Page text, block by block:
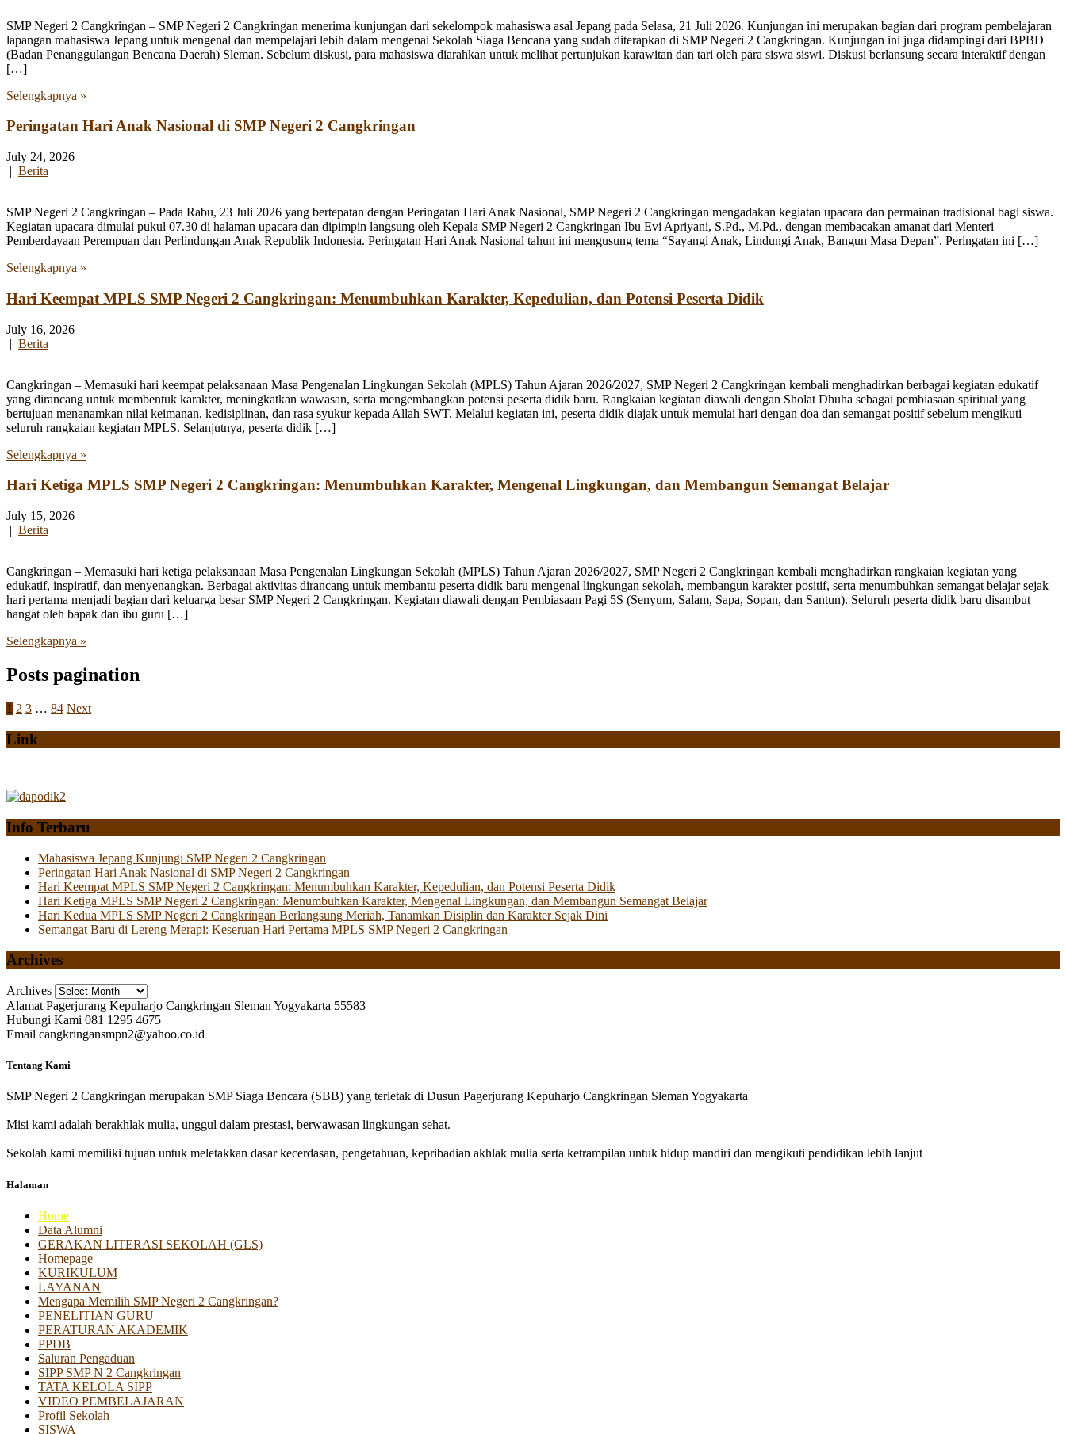
SMP Negeri 2 Cangkringan – SMP Negeri 2 Cangkringan menerima kunjungan dari sekelompok mahasiswa asal Jepang pada Selasa, 21 Juli 2026. Kunjungan ini merupakan bagian dari program pembelajaran
lapangan mahasiswa Jepang untuk mengenal dan mempelajari lebih dalam mengenai Sekolah Siaga Bencana yang sudah diterapkan di SMP Negeri 2 Cangkringan. Kunjungan ini juga didampingi dari BPBD
(Badan Penanggulangan Bencana Daerah) Sleman. Sebelum diskusi, para mahasiswa diarahkan untuk melihat pertunjukan karawitan dan tari oleh para siswa siswi. Diskusi berlansung secara interaktif dengan
[…]
Selengkapnya »
Peringatan Hari Anak Nasional di SMP Negeri 2 Cangkringan
July 24, 2026
| Berita
SMP Negeri 2 Cangkringan – Pada Rabu, 23 Juli 2026 yang bertepatan dengan Peringatan Hari Anak Nasional, SMP Negeri 2 Cangkringan mengadakan kegiatan upacara dan permainan tradisional bagi siswa.
Kegiatan upacara dimulai pukul 07.30 di halaman upacara dan dipimpin langsung oleh Kepala SMP Negeri 2 Cangkringan Ibu Evi Apriyani, S.Pd., M.Pd., dengan membacakan amanat dari Menteri
Pemberdayaan Perempuan dan Perlindungan Anak Republik Indonesia. Peringatan Hari Anak Nasional tahun ini mengusung tema “Sayangi Anak, Lindungi Anak, Bangun Masa Depan”. Peringatan ini […]
Selengkapnya »
Hari Keempat MPLS SMP Negeri 2 Cangkringan: Menumbuhkan Karakter, Kepedulian, dan Potensi Peserta Didik
July 16, 2026
| Berita
Cangkringan – Memasuki hari keempat pelaksanaan Masa Pengenalan Lingkungan Sekolah (MPLS) Tahun Ajaran 2026/2027, SMP Negeri 2 Cangkringan kembali menghadirkan berbagai kegiatan edukatif
yang dirancang untuk membentuk karakter, meningkatkan wawasan, serta mengembangkan potensi peserta didik baru. Rangkaian kegiatan diawali dengan Sholat Dhuha sebagai pembiasaan spiritual yang
bertujuan menanamkan nilai keimanan, kedisiplinan, dan rasa syukur kepada Allah SWT. Melalui kegiatan ini, peserta didik diajak untuk memulai hari dengan doa dan semangat positif sebelum mengikuti
seluruh rangkaian kegiatan MPLS. Selanjutnya, peserta didik […]
Selengkapnya »
Hari Ketiga MPLS SMP Negeri 2 Cangkringan: Menumbuhkan Karakter, Mengenal Lingkungan, dan Membangun Semangat Belajar
July 15, 2026
| Berita
Cangkringan – Memasuki hari ketiga pelaksanaan Masa Pengenalan Lingkungan Sekolah (MPLS) Tahun Ajaran 2026/2027, SMP Negeri 2 Cangkringan kembali menghadirkan rangkaian kegiatan yang
edukatif, inspiratif, dan menyenangkan. Berbagai aktivitas dirancang untuk membantu peserta didik baru mengenal lingkungan sekolah, membangun karakter positif, serta menumbuhkan semangat belajar sejak
hari pertama menjadi bagian dari keluarga besar SMP Negeri 2 Cangkringan. Kegiatan diawali dengan Pembiasaan Pagi 5S (Senyum, Salam, Sapa, Sopan, dan Santun). Seluruh peserta didik baru disambut
hangat oleh bapak dan ibu guru […]
Selengkapnya »
Posts pagination
1 2 3 … 84 Next
Link
Info Terbaru
Mahasiswa Jepang Kunjungi SMP Negeri 2 Cangkringan
Peringatan Hari Anak Nasional di SMP Negeri 2 Cangkringan
Hari Keempat MPLS SMP Negeri 2 Cangkringan: Menumbuhkan Karakter, Kepedulian, dan Potensi Peserta Didik
Hari Ketiga MPLS SMP Negeri 2 Cangkringan: Menumbuhkan Karakter, Mengenal Lingkungan, dan Membangun Semangat Belajar
Hari Kedua MPLS SMP Negeri 2 Cangkringan Berlangsung Meriah, Tanamkan Disiplin dan Karakter Sejak Dini
Semangat Baru di Lereng Merapi: Keseruan Hari Pertama MPLS SMP Negeri 2 Cangkringan
Archives
Archives
Alamat Pagerjurang Kepuharjo Cangkringan Sleman Yogyakarta 55583
Hubungi Kami 081 1295 4675
Email cangkringansmpn2@yahoo.co.id
Tentang Kami
SMP Negeri 2 Cangkringan merupakan SMP Siaga Bencara (SBB) yang terletak di Dusun Pagerjurang Kepuharjo Cangkringan Sleman Yogyakarta
Misi kami adalah berakhlak mulia, unggul dalam prestasi, berwawasan lingkungan sehat.
Sekolah kami memiliki tujuan untuk meletakkan dasar kecerdasan, pengetahuan, kepribadian akhlak mulia serta ketrampilan untuk hidup mandiri dan mengikuti pendidikan lebih lanjut
Halaman
Home
Data Alumni
GERAKAN LITERASI SEKOLAH (GLS)
Homepage
KURIKULUM
LAYANAN
Mengapa Memilih SMP Negeri 2 Cangkringan?
PENELITIAN GURU
PERATURAN AKADEMIK
PPDB
Saluran Pengaduan
SIPP SMP N 2 Cangkringan
TATA KELOLA SIPP
VIDEO PEMBELAJARAN
Profil Sekolah
SISWA